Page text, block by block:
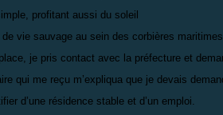
profitant aussi du soleil
de vie sauvage au sein des corbières maritimes.
je pris contact avec la préfecture et
qui me reçu m’expliqua que je devais
d’une résidence stable et d’un emploi.